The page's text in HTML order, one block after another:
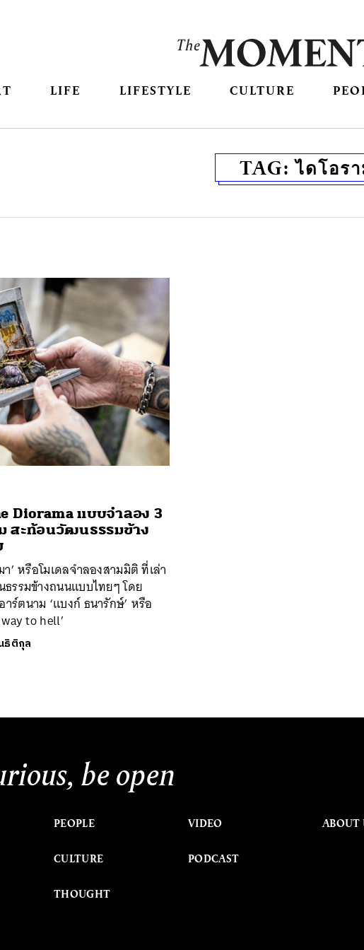
LIFE LIFESTYLE CULTURE
TAG:ไดโอร
Diorama แบบจำลอง 3
สะท้อนวัฒนธรรมข้าง
’ หรือโมเดลจำลองสามมิติ ที่เล่า
ธรรมข้างถนนแบบไทยๆ โดย
ร์ตนาม ‘แบงก์ ธนารักษ์’ หรือ
to hell’
ธิติกุล
be open
PEOPLE
CULTURE
THOUGHT
VIDEO
PODCAST
ABOUT
ค้นหา